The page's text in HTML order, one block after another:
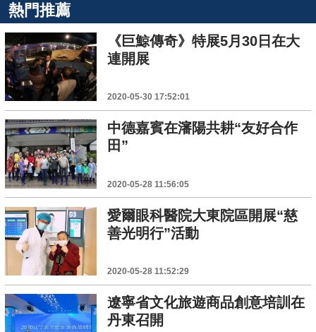
熱門推薦
《巨鯨傳奇》特展5月30日在大
連開展
2020-05-30 17:52:01
中德嘉賓在瀋陽共耕“友好合作
田”
2020-05-28 11:56:05
愛爾眼科醫院大東院區開展“慈
善光明行”活動
2020-05-28 11:52:29
遼寧省文化旅遊商品創意培訓在
丹東召開